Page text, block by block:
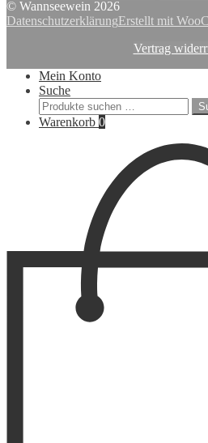
© Wannseewein 2026
DatenschutzerklärungErstellt mit
Vertrag
Mein Konto
Suche
Suchen
nach:
Warenkorb 0